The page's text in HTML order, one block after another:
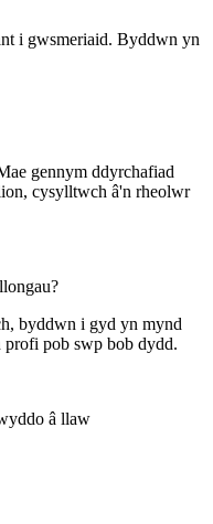
i gwsmeriaid. Byddwn yn
gennym ddyrchafiad
cysylltwch â'n rheolwr
byddwn i gyd yn mynd
pob swp bob dydd.
â llaw